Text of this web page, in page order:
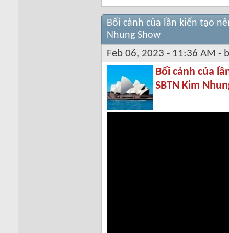
Bối cảnh của lần kiến tạo
Nhung Show
Feb 06, 2023 - 11:36 AM -
Bối cảnh của
SBTN Kim